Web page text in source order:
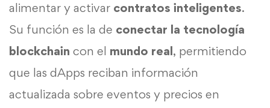
alimentar y activar contratos inteligentes.
Su función es la de conectar la tecnología
blockchain con el mundo real, permitiendo
que las dApps reciban información
actualizada sobre eventos y precios en